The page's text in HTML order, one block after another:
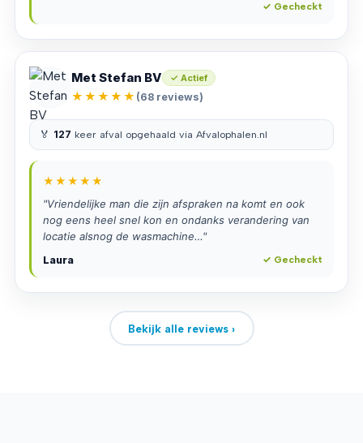
✓ Gecheckt
Met Stefan BV ✓ Actief
★★★★★ (68 reviews)
🏅 127 keer afval opgehaald via Afvalophalen.nl
★★★★★
"Vriendelijke man die zijn afspraken na komt en ook
nog eens heel snel kon en ondanks verandering van
locatie alsnog de wasmachine…"
Laura ✓ Gecheckt
Bekijk alle reviews ›